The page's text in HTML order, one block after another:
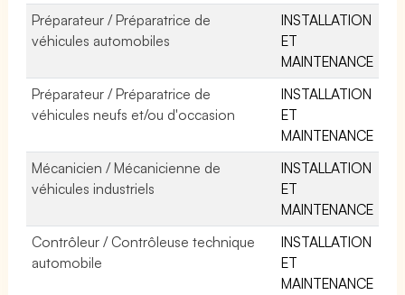
Préparateur / Préparatrice de
véhicules automobiles
INSTALLATION
ET
MAINTENANCE
Préparateur / Préparatrice de
véhicules neufs et/ou d'occasion
INSTALLATION
ET
MAINTENANCE
Mécanicien / Mécanicienne de
véhicules industriels
INSTALLATION
ET
MAINTENANCE
Contrôleur / Contrôleuse technique
automobile
INSTALLATION
ET
MAINTENANCE